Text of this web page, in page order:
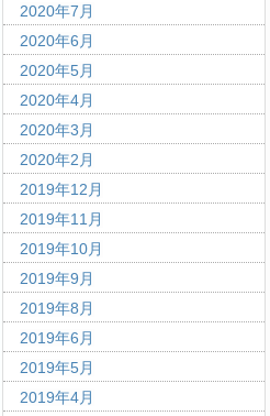
2020年7月
2020年6月
2020年5月
2020年4月
2020年3月
2020年2月
2019年12月
2019年11月
2019年10月
2019年9月
2019年8月
2019年6月
2019年5月
2019年4月